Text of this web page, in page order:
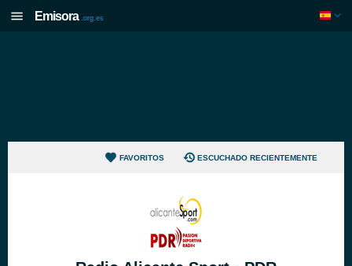
Emisora .org.es
FAVORITOS ESCUCHADO RECIENTEMENTE